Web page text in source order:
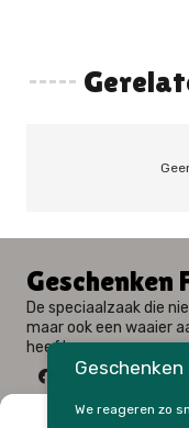
De speciaalzaak die
maar ook een waaier
heeft.
We reageren zo